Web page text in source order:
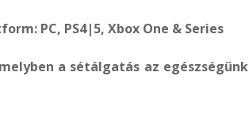
PC, PS4|5, Xbox One & Series
a sétálgatás az egészségünk